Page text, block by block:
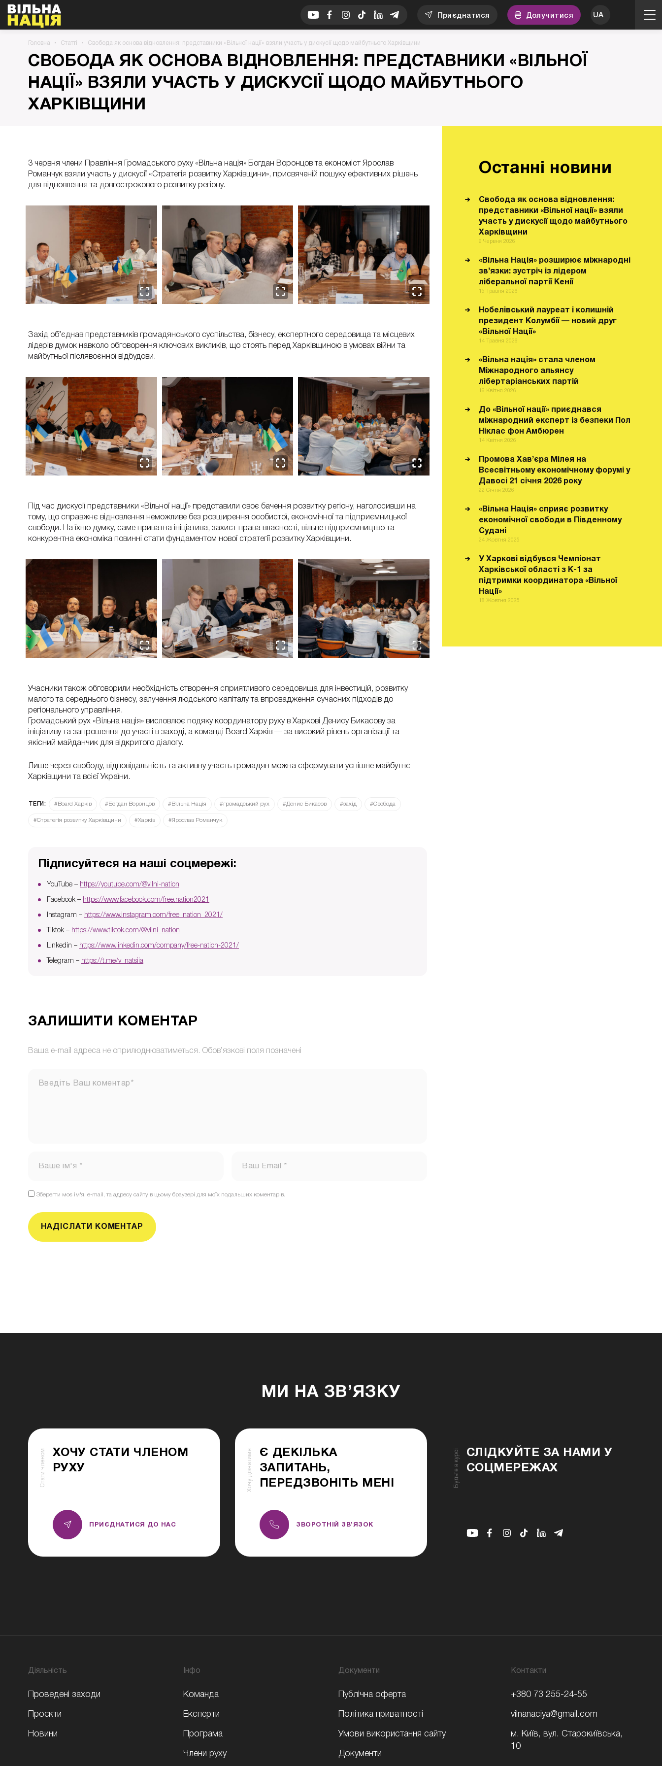
YoutubeFacebookInstagramYoutubeLinkedinTelegram Приєднатися Долучитися
Головна Статті Свобода як основа відновлення: представники «Вільної нації» взяли участь у дискусії щодо майбутнього Харківщини
СВОБОДА ЯК ОСНОВА ВІДНОВЛЕННЯ: ПРЕДСТАВНИКИ «ВІЛЬНОЇ
НАЦІЇ» ВЗЯЛИ УЧАСТЬ У ДИСКУСІЇ ЩОДО МАЙБУТНЬОГО
ХАРКІВЩИНИ
3 червня члени Правління Громадського руху «Вільна нація» Богдан Воронцов та економіст Ярослав
Романчук взяли участь у дискусії «Стратегія розвитку Харківщини», присвяченій пошуку ефективних рішень
для відновлення та довгострокового розвитку регіону.
Захід об’єднав представників громадянського суспільства, бізнесу, експертного середовища та місцевих
лідерів думок навколо обговорення ключових викликів, що стоять перед Харківщиною в умовах війни та
майбутньої післявоєнної відбудови.
Під час дискусії представники «Вільної нації» представили своє бачення розвитку регіону, наголосивши на
тому, що справжнє відновлення неможливе без розширення особистої, економічної та підприємницької
свободи. На їхню думку, саме приватна ініціатива, захист права власності, вільне підприємництво та
конкурентна економіка повинні стати фундаментом нової стратегії розвитку Харківщини.
Учасники також обговорили необхідність створення сприятливого середовища для інвестицій, розвитку
малого та середнього бізнесу, залучення людського капіталу та впровадження сучасних підходів до
регіонального управління.
Громадський рух «Вільна нація» висловлює подяку координатору руху в Харкові Денису Бикасову за
ініціативу та запрошення до участі в заході, а команді Board Харків — за високий рівень організації та
якісний майданчик для відкритого діалогу.
Лише через свободу, відповідальність та активну участь громадян можна сформувати успішне майбутнє
Харківщини та всієї України.
ТЕГИ: #Board Харків #Богдан Воронцов #Вільна Нація #громадський рух #Денис Бикасов #захід #Свобода
#Стратегія розвитку Харківщини #Харків #Ярослав Романчук
Підписуйтеся на наші соцмережі:
YouTube – https://youtube.com/@vilni-nation
Facebook – https://www.facebook.com/free.nation2021
Instagram – https://www.instagram.com/free_nation_2021/
Tiktok – https://www.tiktok.com/@vilni_nation
Linkedin – https://www.linkedin.com/company/free-nation-2021/
Telegram – https://t.me/v_natsiia
ЗАЛИШИТИ КОМЕНТАР
Ваша e-mail адреса не оприлюднюватиметься. Обов’язкові поля позначені
Зберегти моє ім'я, e-mail, та адресу сайту в цьому браузері для моїх подальших коментарів.
Останні новини
Свобода як основа відновлення:
представники «Вільної нації» взяли
участь у дискусії щодо майбутнього
Харківщини
9 Червня 2026
«Вільна Нація» розширює міжнародні
зв’язки: зустріч із лідером
ліберальної партії Кенії
15 Травня 2026
Нобелівський лауреат і колишній
президент Колумбії — новий друг
«Вільної Нації»
14 Травня 2026
«Вільна нація» стала членом
Міжнародного альянсу
лібертаріанських партій
16 Квітня 2026
До «Вільної нації» приєднався
міжнародний експерт із безпеки Пол
Ніклас фон Амбюрен
14 Квітня 2026
Промова Хав’єра Мілея на
Всесвітньому економічному форумі у
Давосі 21 січня 2026 року
22 Січня 2026
«Вільна Нація» сприяє розвитку
економічної свободи в Південному
Судані
24 Жовтня 2025
У Харкові відбувся Чемпіонат
Харківської області з К-1 за
підтримки координатора «Вільної
Нації»
18 Жовтня 2025
МИ НА ЗВ’ЯЗКУ
Стати членом
ХОЧУ СТАТИ ЧЛЕНОМ
РУХУ
ПРИЄДНАТИСЯ ДО НАС
Хочу дізнатимя
Є ДЕКІЛЬКА
ЗАПИТАНЬ,
ПЕРЕДЗВОНІТЬ МЕНІ
ЗВОРОТНІЙ ЗВ’ЯЗОК
Будьте в курсі
СЛІДКУЙТЕ ЗА НАМИ У
СОЦМЕРЕЖАХ
YoutubeFacebookInstagramYoutubeLinkedinTelegram
Діяльність
Проведені заходи
Проєкти
Новини
Iнфо
Команда
Експерти
Програма
Члени руху
Документи
Публічна оферта
Політика приватності
Умови використання сайту
Документи
Контакти
+380 73 255-24-55
vilnanaciya@gmail.com
м. Київ, вул. Старокиївська,
10